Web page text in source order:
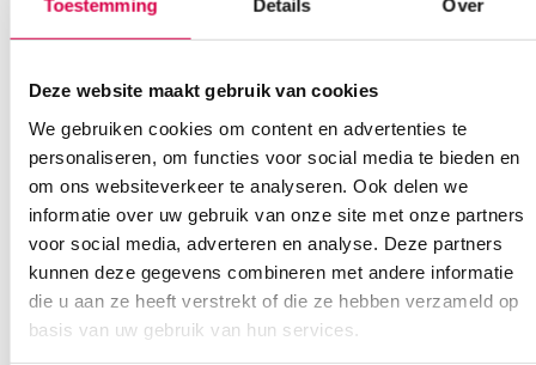
Toestemming Details Over
Deze website maakt gebruik van cookies
We gebruiken cookies om content en advertenties te
personaliseren, om functies voor social media te bieden en
om ons websiteverkeer te analyseren. Ook delen we
informatie over uw gebruik van onze site met onze partners
voor social media, adverteren en analyse. Deze partners
kunnen deze gegevens combineren met andere informatie
die u aan ze heeft verstrekt of die ze hebben verzameld op
basis van uw gebruik van hun services.
Ook interessant